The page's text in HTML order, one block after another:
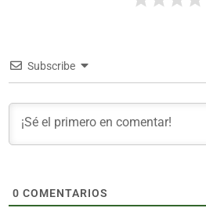
Subscribe
0 COMENTARIOS